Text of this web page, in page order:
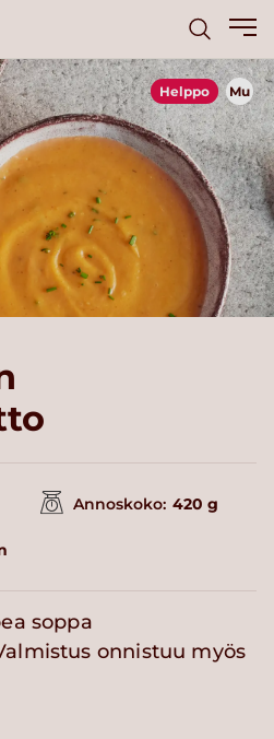
Helppo Mu
Annoskoko: 420 g
soppa
onnistuu myös